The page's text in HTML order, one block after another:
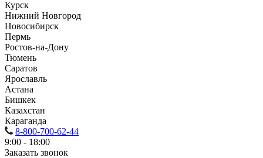
Курск
Нижний Новгород
Новосибирск
Пермь
Ростов-на-Дону
Тюмень
Саратов
Ярославль
Астана
Бишкек
Казахстан
Караганда
8-800-700-62-44
9:00 - 18:00
Заказать звонок